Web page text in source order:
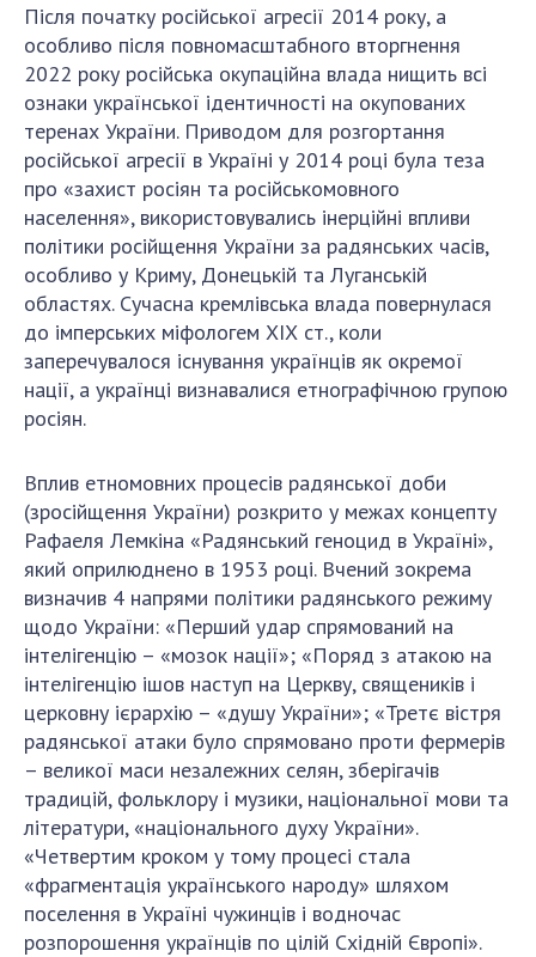
Після початку російської агресії 2014 року, а
особливо після повномасштабного вторгнення
2022 року російська окупаційна влада нищить всі
ознаки української ідентичності на окупованих
теренах України. Приводом для розгортання
російської агресії в Україні у 2014 році була теза
про «захист росіян та російськомовного
населення», використовувались інерційні впливи
політики російщення України за радянських часів,
особливо у Криму, Донецькій та Луганській
областях. Сучасна кремлівська влада повернулася
до імперських міфологем ХІХ ст., коли
заперечувалося існування українців як окремої
нації, а українці визнавалися етнографічною групою
росіян.
Вплив етномовних процесів радянської доби
(зросійщення України) розкрито у межах концепту
Рафаеля Лемкіна «Радянський геноцид в Україні»,
який оприлюднено в 1953 році. Вчений зокрема
визначив 4 напрями політики радянського режиму
щодо України: «Перший удар спрямований на
інтелігенцію – «мозок нації»; «Поряд з атакою на
інтелігенцію ішов наступ на Церкву, священиків і
церковну ієрархію – «душу України»; «Третє вістря
радянської атаки було спрямовано проти фермерів
– великої маси незалежних селян, зберігачів
традицій, фольклору і музики, національної мови та
літератури, «національного духу України».
«Четвертим кроком у тому процесі стала
«фрагментація українського народу» шляхом
поселення в Україні чужинців і водночас
розпорошення українців по цілій Східній Європі».